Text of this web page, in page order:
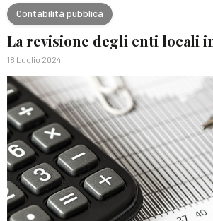
Contabilità pubblica
La revisione degli enti locali
18 Luglio 2024